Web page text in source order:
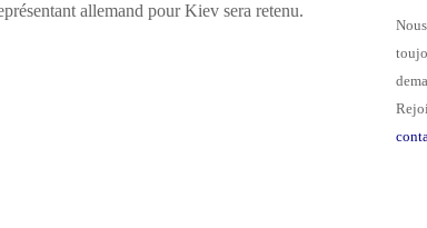
allemand pour Kiev sera retenu.